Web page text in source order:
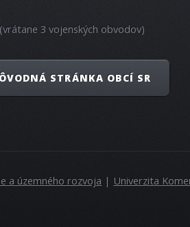
3 vojenských obvodov)
STRÁNKA OBCÍ SR
a územného rozvoja | Univerzita